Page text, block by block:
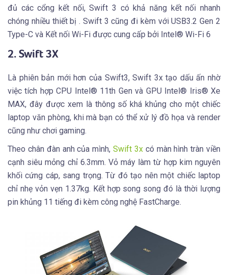
đủ các cổng kết nối, Swift 3 có khả năng kết nối nhanh
chóng nhiều thiết bị . Swift 3 cũng đi kèm với USB3.2 Gen 2
Type-C và Kết nối Wi-Fi được cung cấp bởi Intel® Wi-Fi 6
2. Swift 3X
Là phiên bản mới hơn của Swift3, Swift 3x tạo dấu ấn nhờ
việc tích hợp CPU Intel® 11th Gen và GPU Intel® Iris® Xe
MAX, đây được xem là thông số khá khủng cho một chiếc
laptop văn phòng, khi mà bạn có thể xử lý đồ họa và render
cũng như chơi gaming.
Theo chân đàn anh của mình, Swift 3xcó màn hình tràn viền
cạnh siêu mỏng chỉ 6.3mm. Vỏ máy làm từ hợp kim nguyên
khối cứng cáp, sang trọng. Từ đó tạo nên một chiếc laptop
chỉ nhẹ vỏn vẹn 1.37kg. Kết hợp song song đó là thời lượng
pin khủng 11 tiếng đi kèm công nghệ FastCharge.